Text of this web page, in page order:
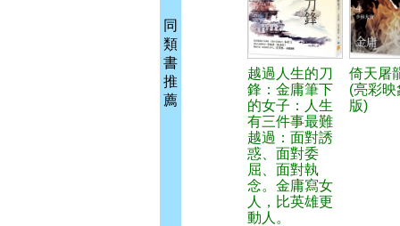
同
類
書
推
薦
越過人生的刀
鋒：金庸筆下
的女子：人生
有三件事最難
越過：面對誘
惑、面對委
屈、面對執
念。金庸寫女
人，比英雄更
動人。
倚天屠
(亮彩映
版)